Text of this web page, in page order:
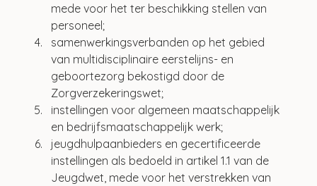
mede voor het ter beschikking stellen van
personeel;
samenwerkingsverbanden op het gebied
van multidisciplinaire eerstelijns- en
geboortezorg bekostigd door de
Zorgverzekeringswet;
instellingen voor algemeen maatschappelijk
en bedrijfsmaatschappelijk werk;
jeugdhulpaanbieders en gecertificeerde
instellingen als bedoeld in artikel 1.1 van de
Jeugdwet, mede voor het verstrekken van